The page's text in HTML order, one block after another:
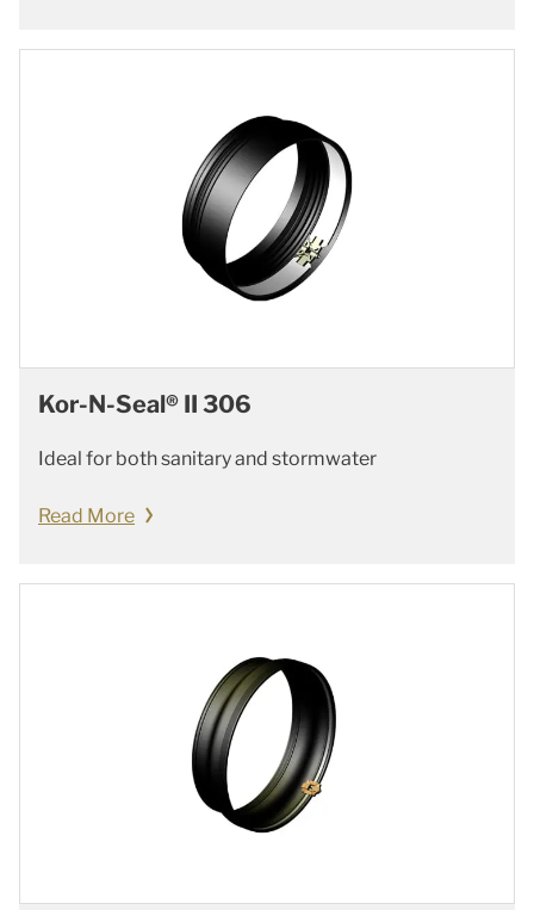
Kor-N-Seal® II 306
Ideal for both sanitary and stormwater
Read More